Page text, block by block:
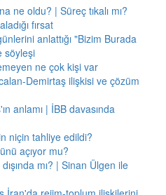
ne oldu? | Süreç tıkalı mı?
fırsat
anlattığı "Bizim Burada
söyleşi
ne çok kişi var
Demirtaş ilişkisi ve çözüm
anlamı | İBB davasında
niçin tahliye edildi?
açıyor mu?
mı? | Sinan Ülgen ile